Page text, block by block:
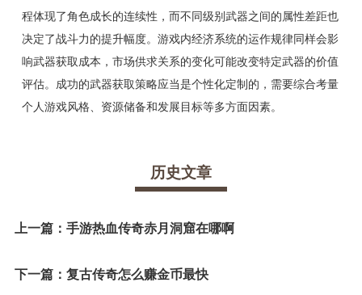
程体现了角色成长的连续性，而不同级别武器之间的属性差距也
决定了战斗力的提升幅度。游戏内经济系统的运作规律同样会影
响武器获取成本，市场供求关系的变化可能改变特定武器的价值
评估。成功的武器获取策略应当是个性化定制的，需要综合考量
个人游戏风格、资源储备和发展目标等多方面因素。
历史文章
上一篇： 手游热血传奇赤月洞窟在哪啊
下一篇： 复古传奇怎么赚金币最快